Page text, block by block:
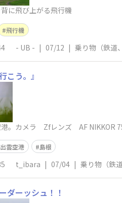
に飛び上がる飛行機
飛行機
- UB - | 07/12 | 乗り物（鉄道
こう。』
港。カメラ Zfレンズ AF NIKKOR
出雲空港 島根
t_ibara | 07/04 | 乗り物（鉄
ダーッシュ！！